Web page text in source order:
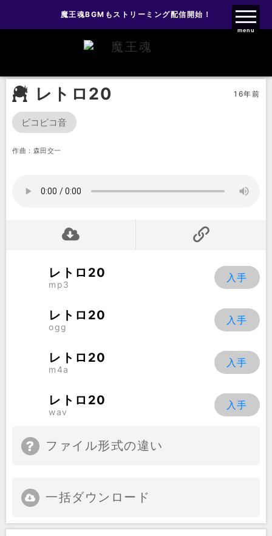
魔王魂ファンクラブ
魔王魂BGMもストリーミング配信開始！
menu
レトロ20 16年前
ピコピコ音
作曲：森田交一
レトロ20
mp3
レトロ20
ogg
レトロ20
m4a
レトロ20
wav
ファイル形式の違い
一括ダウンロード